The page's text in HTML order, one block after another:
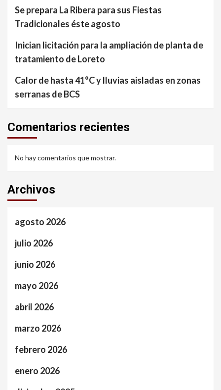
Se prepara La Ribera para sus Fiestas
Tradicionales éste agosto
Inician licitación para la ampliación de planta de
tratamiento de Loreto
Calor de hasta 41°C y lluvias aisladas en zonas
serranas de BCS
Comentarios recientes
No hay comentarios que mostrar.
Archivos
agosto 2026
julio 2026
junio 2026
mayo 2026
abril 2026
marzo 2026
febrero 2026
enero 2026